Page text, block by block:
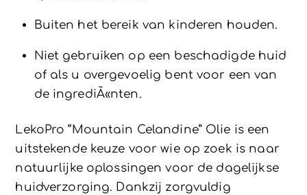
Buiten het bereik van kinderen houden.
Niet gebruiken op een beschadigde huid
of als u overgevoelig bent voor een van
de ingrediÃ«nten.
LekoPro “Mountain Celandine” Olie is een
uitstekende keuze voor wie op zoek is naar
natuurlijke oplossingen voor de dagelijkse
huidverzorging. Dankzij zorgvuldig